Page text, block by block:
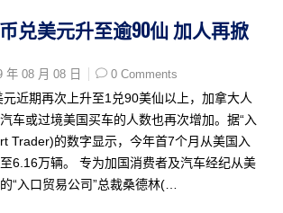
兑美元升至逾90仙 加人再掀
年 08 月 08 日 0 Comments
近期再次上升至1兑90美仙以上，加拿大人
车或过境美国买车的人数也再次增加。据“入
Trader)的数字显示，今年首7个月从美国入
6.16万辆。 专为加国消费者及汽车经纪从美
“入口贸易公司”总裁桑德林(…